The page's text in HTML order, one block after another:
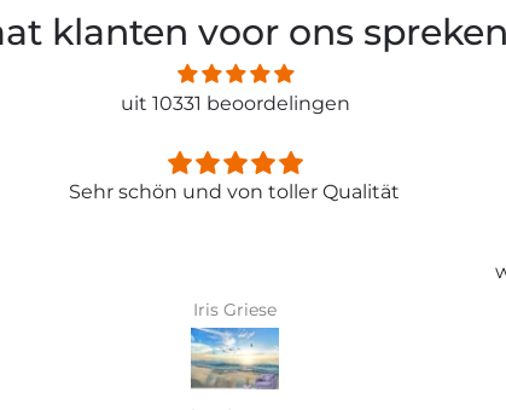
klanten voor ons spreken
uit 10331 beoordelingen
Entspricht genau meiner
Qualität .
Karin Bader